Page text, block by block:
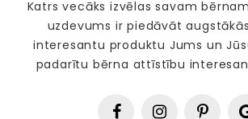
Katrs vecāks izvēlas savam
uzdevums ir piedāvāt
interesantu produktu Jums un
padarītu bērna attīstību